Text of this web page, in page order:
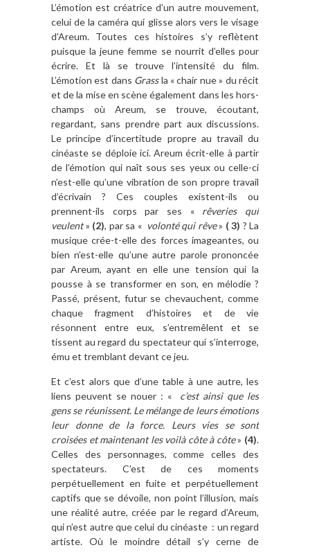
L’émotion est créatrice d’un autre mouvement,
celui de la caméra qui glisse alors vers le visage
d’Areum. Toutes ces histoires s’y reflètent
puisque la jeune femme se nourrit d’elles pour
écrire. Et là se trouve l’intensité du film.
L’émotion est dans Grassla « chair nue » du récit
et de la mise en scène également dans les hors-
champs où Areum, se trouve, écoutant,
regardant, sans prendre part aux discussions.
Le principe d’incertitude propre au travail du
cinéaste se déploie ici. Areum écrit-elle à partir
de l’émotion qui naît sous ses yeux ou celle-ci
n’est-elle qu’une vibration de son propre travail
d’écrivain ? Ces couples existent-ils ou
prennent-ils corps par ses « rêveries qui
veulent» (2), par sa « volonté qui rêve» ( 3) ? La
musique crée-t-elle des forces imageantes, ou
bien n’est-elle qu’une autre parole prononcée
par Areum, ayant en elle une tension qui la
pousse à se transformer en son, en mélodie ?
Passé, présent, futur se chevauchent, comme
chaque fragment d’histoires et de vie
résonnent entre eux, s’entremêlent et se
tissent au regard du spectateur qui s’interroge,
ému et tremblant devant ce jeu.
Et c’est alors que d’une table à une autre, les
liens peuvent se nouer : « c’est ainsi que les
gens se réunissent. Le mélange de leurs émotions
leur donne de la force. Leurs vies se sont
croisées et maintenant les voilà côte à côte» (4).
Celles des personnages, comme celles des
spectateurs. C’est de ces moments
perpétuellement en fuite et perpétuellement
captifs que se dévoile, non point l’illusion, mais
une réalité autre, créée par le regard d’Areum,
qui n’est autre que celui du cinéaste : un regard
artiste. Où le moindre détail s’y cerne de